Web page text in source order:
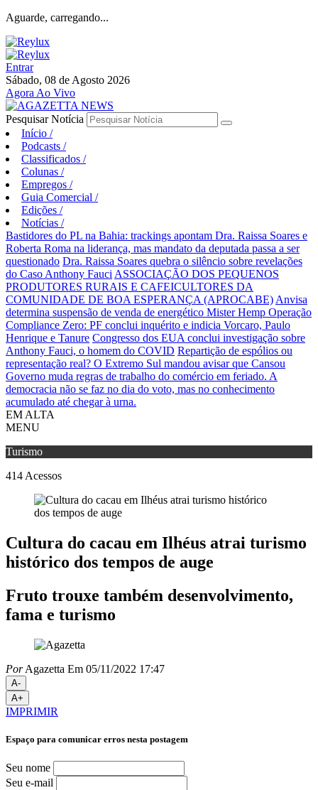
Aguarde, carregando...
Entrar
Sábado, 08 de Agosto 2026
Agora Ao Vivo
Pesquisar Notícia
Início /
Podcasts /
Classificados /
Colunas /
Empregos /
Guia Comercial /
Edições /
Notícias /
Bastidores do PL na Bahia: trackings apontam Dra. Raissa Soares e
Roberta Roma na liderança, mas mandato da deputada passa a ser
questionado Dra. Raissa Soares quebra o silêncio sobre revelações
do Caso Anthony Fauci ASSOCIAÇÃO DOS PEQUENOS
PRODUTORES RURAIS E CAFEICULTORES DA
COMUNIDADE DE BOA ESPERANÇA (APROCABE) Anvisa
determina suspensão de venda de energético Mister Hemp Operação
Compliance Zero: PF conclui inquérito e indicia Vorcaro, Paulo
Henrique e Tanure Congresso dos EUA conclui investigação sobre
Anthony Fauci, o homem do COVID Repartição de espólios ou
representação real? O Extremo Sul mandou avisar que Cansou
Governo muda regras de trabalho do comércio em feriado. A
democracia não se faz no dia do voto, mas no conhecimento
acumulado até chegar à urna.
EM ALTA
MENU
Turismo
414 Acessos
Cultura do cacau em Ilhéus atrai turismo
histórico dos tempos de auge
Fruto trouxe também desenvolvimento,
fama e turismo
PorAgazetta Em 05/11/2022 17:47
A-
A+
IMPRIMIR
Espaço para comunicar erros nesta postagem
Seu nome
Seu e-mail